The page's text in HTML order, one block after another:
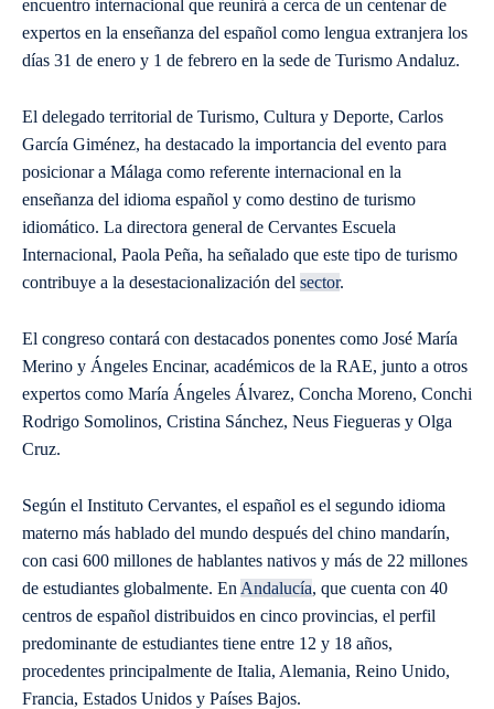
encuentro internacional que reunirá a cerca de un centenar de
expertos en la enseñanza del español como lengua extranjera los
días 31 de enero y 1 de febrero en la sede de Turismo Andaluz.
El delegado territorial de Turismo, Cultura y Deporte, Carlos
García Giménez, ha destacado la importancia del evento para
posicionar a Málaga como referente internacional en la
enseñanza del idioma español y como destino de turismo
idiomático. La directora general de Cervantes Escuela
Internacional, Paola Peña, ha señalado que este tipo de turismo
contribuye a la desestacionalización del sector.
El congreso contará con destacados ponentes como José María
Merino y Ángeles Encinar, académicos de la RAE, junto a otros
expertos como María Ángeles Álvarez, Concha Moreno, Conchi
Rodrigo Somolinos, Cristina Sánchez, Neus Fiegueras y Olga
Cruz.
Según el Instituto Cervantes, el español es el segundo idioma
materno más hablado del mundo después del chino mandarín,
con casi 600 millones de hablantes nativos y más de 22 millones
de estudiantes globalmente. En Andalucía, que cuenta con 40
centros de español distribuidos en cinco provincias, el perfil
predominante de estudiantes tiene entre 12 y 18 años,
procedentes principalmente de Italia, Alemania, Reino Unido,
Francia, Estados Unidos y Países Bajos.